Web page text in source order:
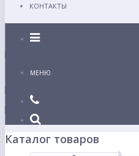
КОНТАКТЫ
Каталог
МЕНЮ
Каталог товаров